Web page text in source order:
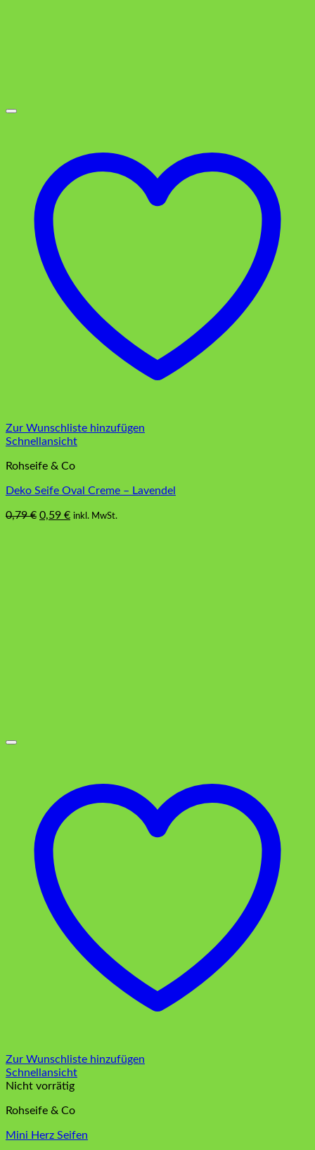
Zur Wunschliste hinzufügen
Schnellansicht
Rohseife & Co
Deko Seife Oval Creme – Lavendel
0,79€ Ursprünglicher
0,59 €Aktueller
inkl. MwSt.
Zur Wunschliste hinzufügen
Schnellansicht
Nicht vorrätig
Rohseife & Co
Mini Herz Seifen